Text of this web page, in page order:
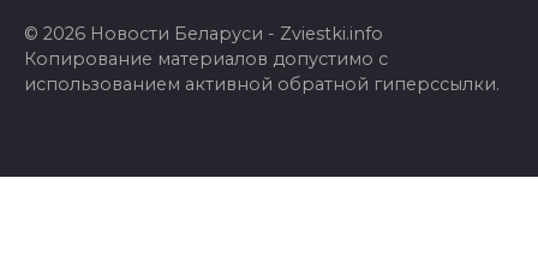
© 2026 Новости Беларуси - Zviestki.info
Копирование материалов допустимо с
использованием активной обратной гиперссылки.